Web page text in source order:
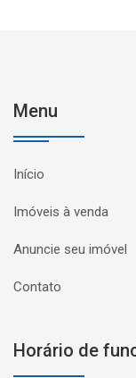
Menu
Início
Imóveis à venda
Anuncie seu imóvel
Contato
Horário de